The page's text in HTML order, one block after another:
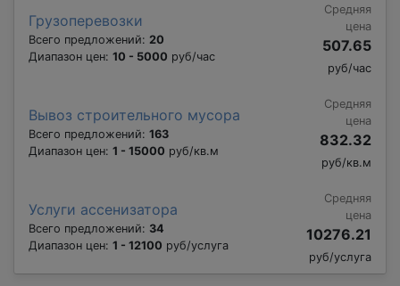
Грузоперевозки
Всего предложений: 20
Диапазон цен: 10 - 5000 руб/час
Средняя
цена
507.65
руб/час
Вывоз строительного мусора
Всего предложений: 163
Диапазон цен: 1 - 15000 руб/кв.м
Средняя
цена
832.32
руб/кв.м
Услуги ассенизатора
Всего предложений: 34
Диапазон цен: 1 - 12100 руб/услуга
Средняя
цена
10276.21
руб/услуга